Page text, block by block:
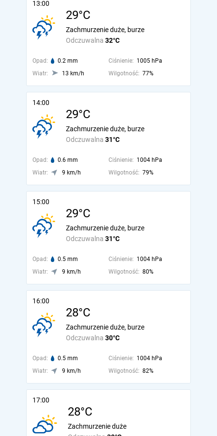
13:00
29°C
Odczuwalna 32°C
Zachmurzenie duże, burze
Opad: 0.2 mm Ciśnienie: 1005 hPa
Wiatr:
13 km/h Wilgotność: 77%
14:00
29°C
Odczuwalna 31°C
Zachmurzenie duże, burze
Opad: 0.6 mm Ciśnienie: 1004 hPa
Wiatr:
9 km/h Wilgotność: 79%
15:00
29°C
Odczuwalna 31°C
Zachmurzenie duże, burze
Opad: 0.5 mm Ciśnienie: 1004 hPa
Wiatr:
9 km/h Wilgotność: 80%
16:00
28°C
Odczuwalna 30°C
Zachmurzenie duże, burze
Opad: 0.5 mm Ciśnienie: 1004 hPa
Wiatr:
9 km/h Wilgotność: 82%
17:00
28°C
Zachmurzenie duże